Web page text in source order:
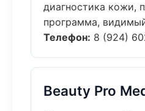
диагностика кожи,
программа, видимый
Телефон: 8 (924)
Beauty Pro